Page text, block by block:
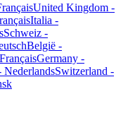
United Kingdom -
Italia -
Schweiz -
België -
FrançaisGermany -
NederlandsSwitzerland -